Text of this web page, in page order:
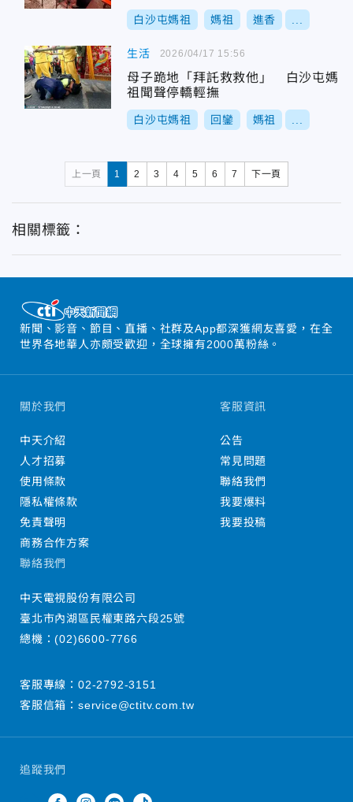
白沙屯媽祖 媽祖 進香
生活
母子跪地「拜託救救他」 白沙屯媽
祖聞聲停轎輕撫
白沙屯媽祖 回鑾 媽祖
2026/04/17 15:56
上一頁 1 2 3 4 5 6 7 下一頁
相關標籤：
新聞、影音、節目、直播、社群及App都深獲網友喜愛，在全
世界各地華人亦頗受歡迎，全球擁有2000萬粉絲。
追蹤我們
關於我們
中天介紹
人才招募
使用條款
隱私權條款
免責聲明
商務合作方案
客服資訊
公告
常見問題
聯絡我們
我要爆料
我要投稿
聯絡我們
中天電視股份有限公司
臺北市內湖區民權東路六段25號
總機：(02)6600-7766
客服專線： 02-2792-3151
客服信箱： service@ctitv.com.tw